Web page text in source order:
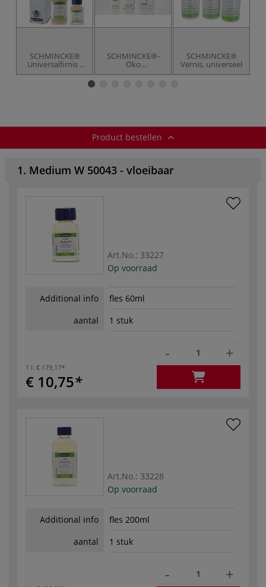
SCHMINCKE®
Universalfirnis -
universeel
SCHMINCKE®-
Öko
penselenreininger
SCHMINCKE®
Vernis, universeel
Product bestellen
1. Medium W 50043 - vloeibaar
Art.No.: 33227
Op voorraad
Additional info
fles 60ml
aantal
1 stuk
1 l: € 179,17
€ 10,75
- +
Art.No.: 33228
Op voorraad
Additional info
fles 200ml
aantal
1 stuk
- +